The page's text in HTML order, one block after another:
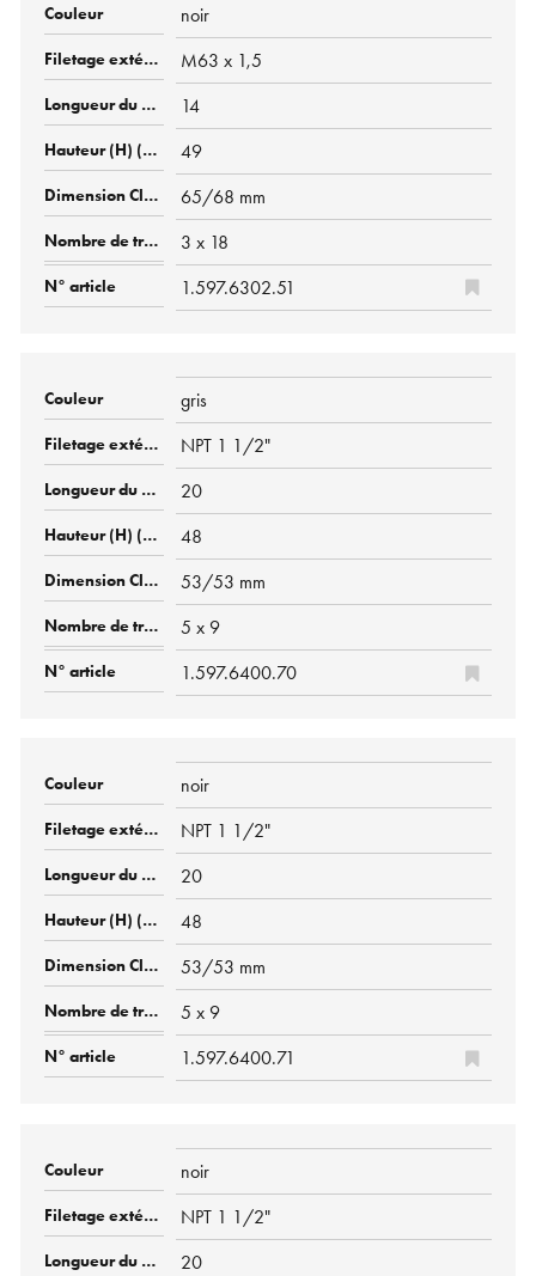
noir
M63 x 1,5
14
49
65/68 mm
3 x 18
1.597.6302.51
gris
NPT 1 1/2"
20
48
53/53 mm
5 x 9
1.597.6400.70
noir
NPT 1 1/2"
20
48
53/53 mm
5 x 9
1.597.6400.71
noir
NPT 1 1/2"
20